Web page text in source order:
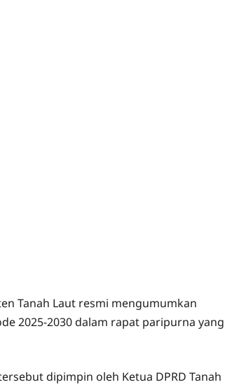
Tanah Laut resmi mengumumkan
2025-2030 dalam rapat paripurna yang
dipimpin oleh Ketua DPRD Tanah